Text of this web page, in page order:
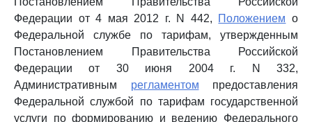
Федерации от 4 мая 2012 г. N 442, Положением о
Федеральной службе по тарифам, утвержденным
Постановлением Правительства Российской
Федерации от 30 июня 2004 г. N 332,
Административным регламентом предоставления
Федеральной службой по тарифам государственной
услуги по формированию и ведению Федерального